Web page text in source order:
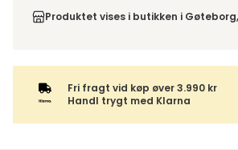
leveringstidspunkt. Bestilles varen
produkter, sendes hele ordren samlet.
fortrydelsesret.
Produktet vises i butikken i
Fri fragt vid køp øver 3.990 kr
Handl trygt med Klarna